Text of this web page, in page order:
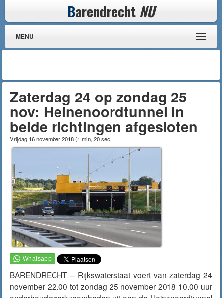
Barendrecht NU
MENU
Zaterdag 24 op zondag 25
nov: Heinenoordtunnel in
beide richtingen afgesloten
Vrijdag 16 november 2018(1 min, 20 sec)
BARENDRECHT – Rijkswaterstaat voert van zaterdag 24
november 22.00 tot zondag 25 november 2018 10.00 uur